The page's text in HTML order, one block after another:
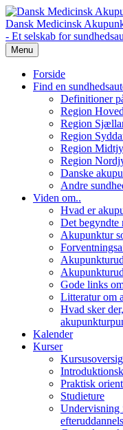
Dansk Medicinsk
- Et selskab for
Menu
Forside
Find en
Definitioner
Region
Region
Region
Region
Region
Danske
Andre
Viden om..
Hvad er
Det
Akupunktur
Gode links
Litteratur om
Hvad sker
Kalender
Kurser
Praktisk
Studieture